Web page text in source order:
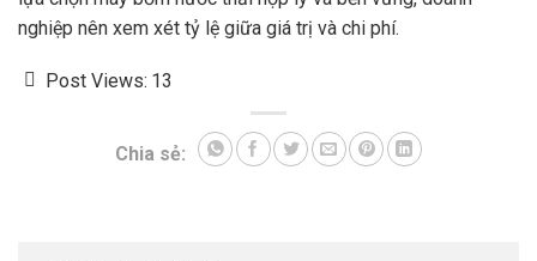
nghiệp nên xem xét tỷ lệ giữa giá trị và chi phí.
Post Views: 13
Chia sẻ: